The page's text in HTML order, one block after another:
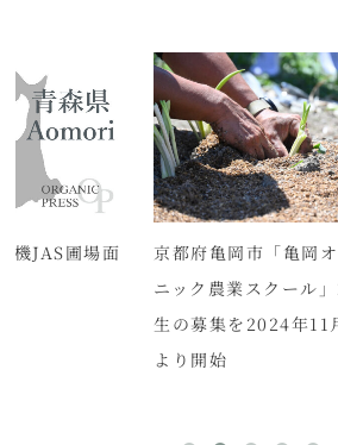
機JAS圃場面
京都府亀岡市「亀岡
ニック農業スクール
生の募集を2024年11
より開始